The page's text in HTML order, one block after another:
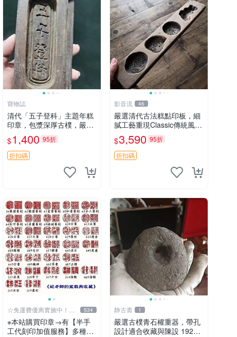
寶物誌
清代「五子登科」主題年糕
印章，包漿深厚古樸，嚴選
老貨推薦，適合收藏家珍藏
五子登科 清代 印章
$1,400 95折
折扣碼
影音流 46
嚴選清代古法糕點印板，細
膩工藝重現Classic傳統風味
適合收藏老饕推薦 糕點 印
板 古董
$3,590 95折
折扣碼
☆免運費優惠實施中！低
於批發價
534
※本站購買印章→有【半手
工代刻印加值服務】多種開
静古斋 1
嚴選古樸青石權重器，帶孔
設計適合收藏與陳設 1920